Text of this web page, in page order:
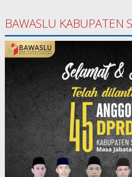
BAWASLU KABUPATEN